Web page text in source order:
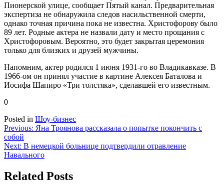
Пионерской улице, сообщает Пятый канал. Предварительная
экспертиза не обнаружила следов насильственной смерти,
однако точная причина пока не известна. Христофорову было
89 лет. Родные актера не назвали дату и место прощания с
Христофоровым. Вероятно, это будет закрытая церемония
только для близких и друзей мужчины.
Напомним, актер родился 1 июня 1931-го во Владикавказе. В
1966-ом он принял участие в картине Алексея Баталова и
Иосифа Шапиро «Три толстяка», сделавшей его известным.
0
Posted in Шоу-бизнес
Навигация
по
записям
Previous: Яна Троянова рассказала о попытке покончить с
собой
Next: В немецкой больнице подтвердили отравление
Навального
Related Posts